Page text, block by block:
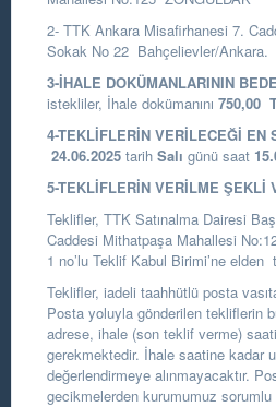
2- TTK Ankara Misafirhanesi 7.
Sokak No 22 Bahçelievler/Ankara.
3-İHALE DOKÜMANLARININ
istekliler, İhale dokümanını 750,00
4-TEKLİFLERİN VERİLECEĞİ EN
24.06.2025 tarih Salı günü saat
5-TEKLİFLERİN VERİLME ŞEKLİ
Teklifler, TTK Satınalma Dairesi
Caddesi Mithatpaşa Mahallesi
1 no’lu Teklif Kabul Birimi’ne
Teklifler, iadeli taahhütlü posta
Posta yoluyla gönderilen tekliflerin
adrese, ihale (son teklif verme)
gerekmektedir. İhale saatine kadar
değerlendirmeye alınmayacaktır.
gecikmelerden kurumumuz sorumlu